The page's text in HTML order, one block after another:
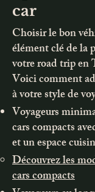
car
Choisir le bon
élément clé de la
votre road trip en
Voici comment
à votre style de
Voyageurs
cars compacts
et un espace
Découvrez les
cars compacts